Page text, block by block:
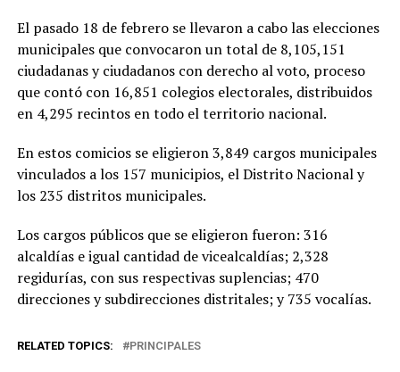
El pasado 18 de febrero se llevaron a cabo las elecciones
municipales que convocaron un total de 8,105,151
ciudadanas y ciudadanos con derecho al voto, proceso
que contó con 16,851 colegios electorales, distribuidos
en 4,295 recintos en todo el territorio nacional.
En estos comicios se eligieron 3,849 cargos municipales
vinculados a los 157 municipios, el Distrito Nacional y
los 235 distritos municipales.
Los cargos públicos que se eligieron fueron: 316
alcaldías e igual cantidad de vicealcaldías; 2,328
regidurías, con sus respectivas suplencias; 470
direcciones y subdirecciones distritales; y 735 vocalías.
RELATED TOPICS: PRINCIPALES